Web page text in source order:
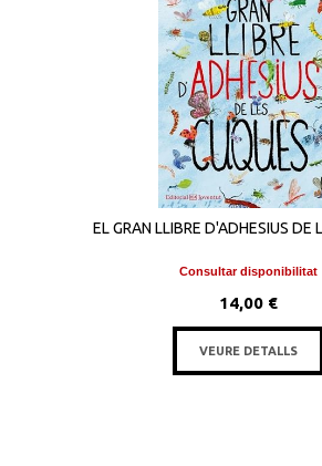
EL GRAN LLIBRE D'ADHESIUS DE
Consultar disponibilitat
14,00 €
VEURE DETALLS